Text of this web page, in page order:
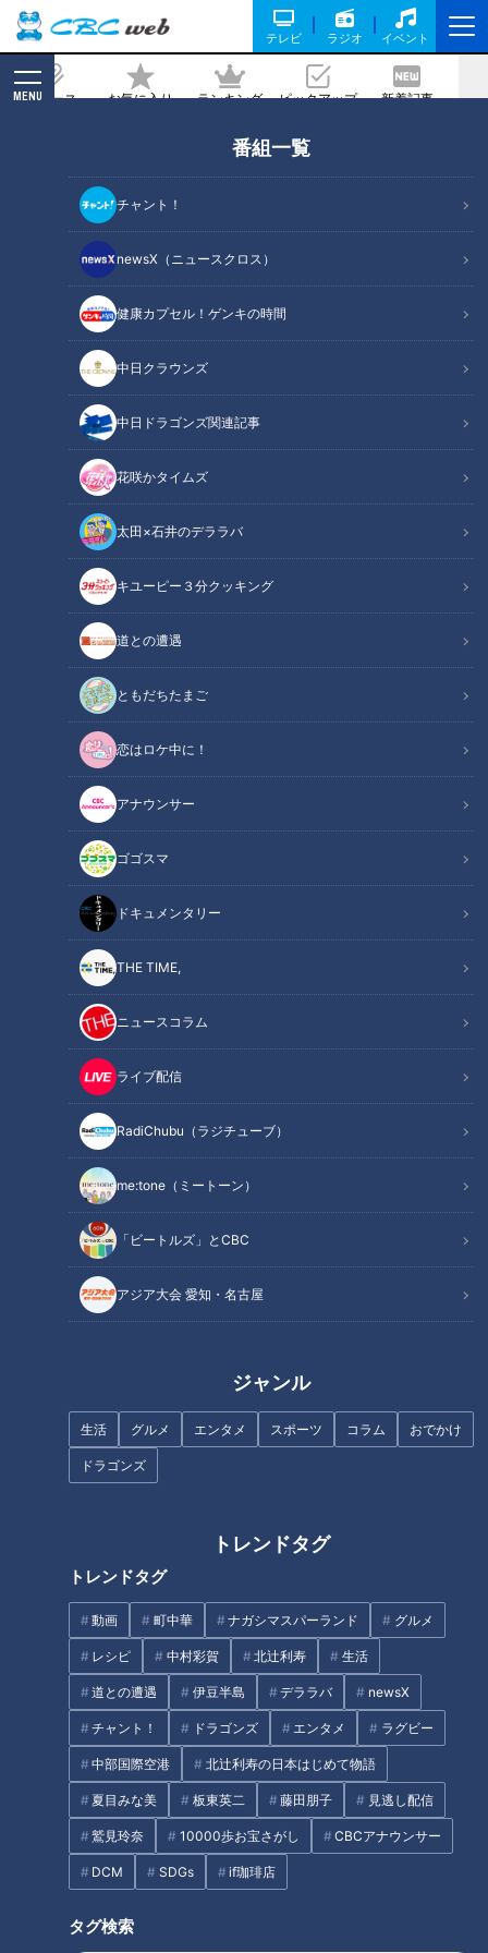
テレビ ラジオ イベント
ニュース お気に入り ランキング ピックアップ 新着記事
MENU
番組一覧
チャント！
newsX（ニュースクロス）
健康カプセル！ゲンキの時間
中日クラウンズ
中日ドラゴンズ関連記事
花咲かタイムズ
太田×石井のデララバ
キユーピー３分クッキング
道との遭遇
ともだちたまご
恋はロケ中に！
アナウンサー
ゴゴスマ
ドキュメンタリー
THE TIME,
ニュースコラム
ライブ配信
RadiChubu（ラジチューブ）
me:tone（ミートーン）
「ビートルズ」とCBC
アジア大会 愛知・名古屋
ジャンル
生活 グルメ エンタメ スポーツ コラム おでかけ
ドラゴンズ
トレンドタグ
トレンドタグ
動画 町中華 ナガシマスパーランド グルメ
レシピ 中村彩賀 北辻利寿 生活
道との遭遇 伊豆半島 デララバ newsX
チャント！ ドラゴンズ エンタメ ラグビー
中部国際空港 北辻利寿の日本はじめて物語
夏目みな美 板東英二 藤田朋子 見逃し配信
鷲見玲奈 10000歩お宝さがし CBCアナウンサー
DCM SDGs if珈琲店
タグ検索
バイオリンに…復活の音色は
記事に戻る
豪雨で倒れた「町のシンボル」ご神木がバイオリンに…復活の音色は
この記事の画像
この記事を見たあなたへのおすすめ
パワーをもらいに座敷わらしの
里へ！しかし大波乱が！？
仮死状態で生まれて館長らが蘇
生も…“奇跡のアシカ”日向くん
はその館長が嫌い「慕われてみ
たい…」館長の挑戦
ケガを乗り越え…！ボイメン辻
本、始球式への意気込み語る
現れたり消えたり…名古屋市内
の“幻の駄菓子屋さん”が子ども
拠点に」
デパートのゴールド売場に行っ
てみた！魅惑の輝きに手は届く
のか？【デパチャン】
たのか？復活にかける左腕が見
ドキュメンタリー チャント！